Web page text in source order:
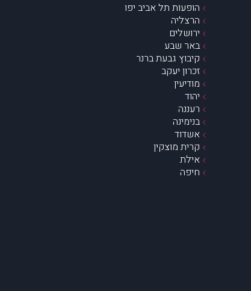
הופעות תל אביב יפו
הרצליה
ירושלים
באר שבע
קיבוץ גבעת ברנר
זכרון יעקב
מודיעין
יהוד
רעננה
בנימינה
אשדוד
קרית מוצקין
אילת
חיפה